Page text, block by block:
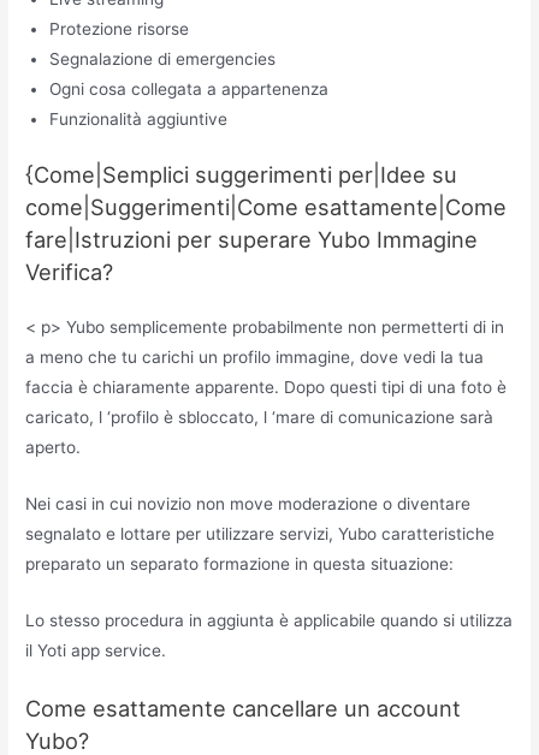
Protezione risorse
Segnalazione di emergencies
Ogni cosa collegata a appartenenza
Funzionalità aggiuntive
{Come|Semplici suggerimenti per|Idee su
come|Suggerimenti|Come esattamente|Come
fare|Istruzioni per superare Yubo Immagine
Verifica?
< p> Yubo semplicemente probabilmente non permetterti di in
a meno che tu carichi un profilo immagine, dove vedi la tua
faccia è chiaramente apparente. Dopo questi tipi di una foto è
caricato, l ‘profilo è sbloccato, l ‘mare di comunicazione sarà
aperto.
Nei casi in cui novizio non move moderazione o diventare
segnalato e lottare per utilizzare servizi, Yubo caratteristiche
preparato un separato formazione in questa situazione:
Lo stesso procedura in aggiunta è applicabile quando si utilizza
il Yoti app service.
Come esattamente cancellare un account
Yubo?